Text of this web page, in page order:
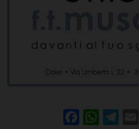
Facebook